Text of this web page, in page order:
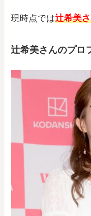
現時点では辻希美
辻希美さんのプロ